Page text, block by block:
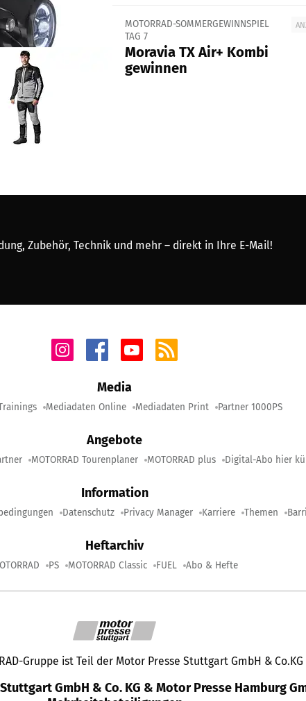
MOTORRAD-SOMMERGEWINNSPIEL
TAG 7
Moravia TX Air+ Kombi
gewinnen
Zubehör, Technik und mehr – direkt in Ihre E-Mail!
Media
Mediadaten Online Mediadaten Print Partner 1000PS
Angebote
MOTORRAD Tourenplaner MOTORRAD plus Digital-Abo hier
Information
Datenschutz Privacy Manager Karriere Themen
Heftarchiv
PS MOTORRAD Classic FUEL Abo & Hefte
Gruppe ist Teil der Motor Presse Stuttgart GmbH & Co.KG
GmbH & Co. KG & Motor Presse Hamburg